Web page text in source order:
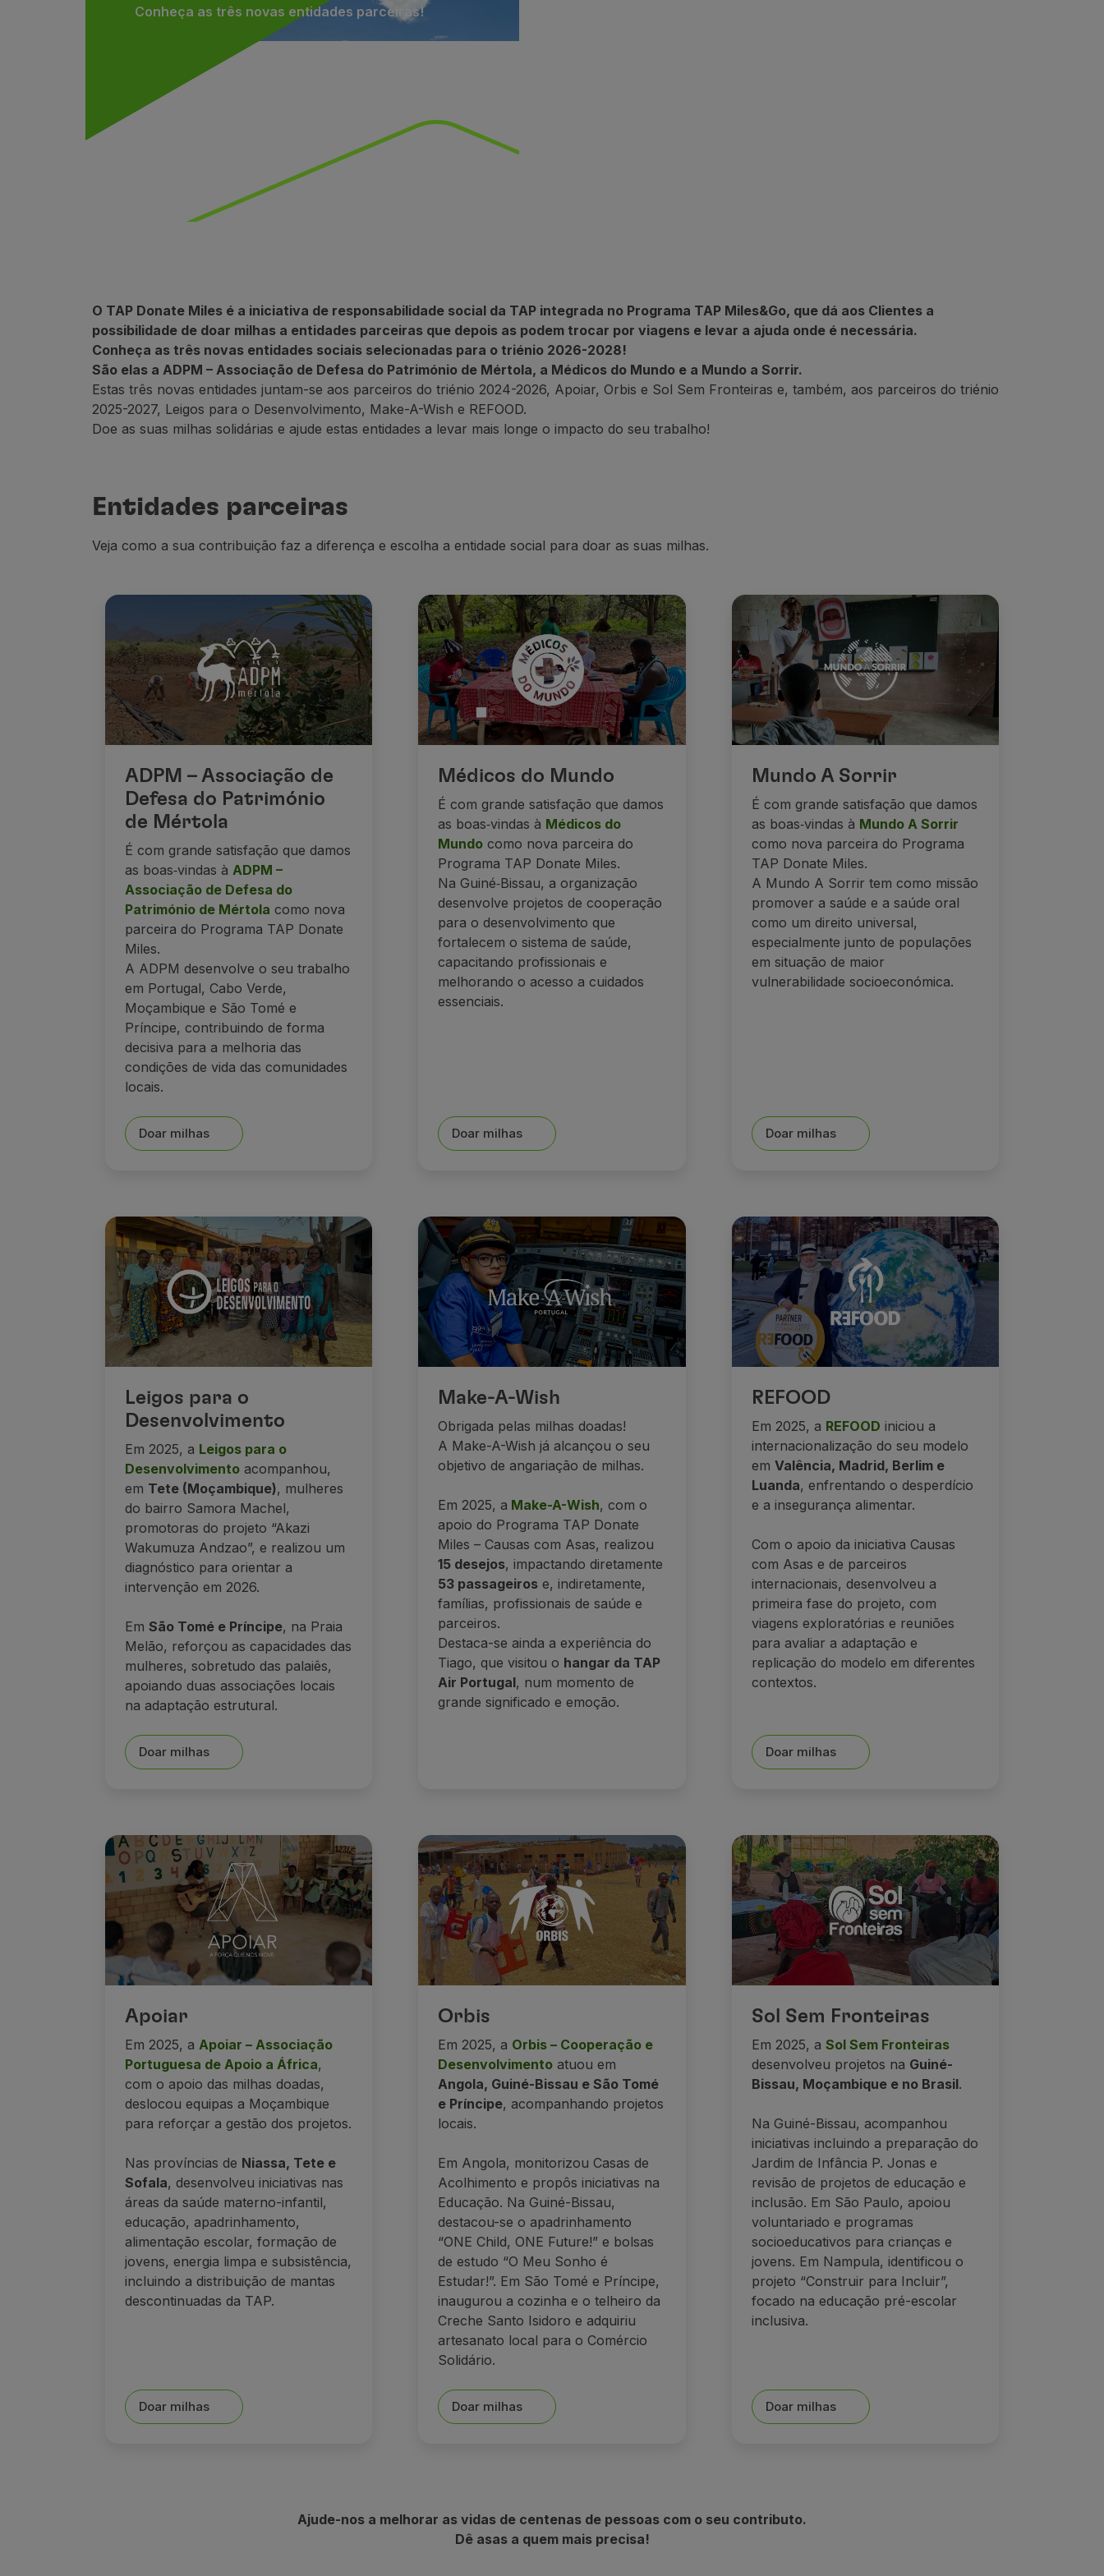
Voar em Economy
Gerir reserva
Gestão da Reserva
Programa TAP Miles&Go
Conhecer o Programa
Acumular milhas
Utilizar milhas
Parceiros
Club TAP Miles&Go
Promoções e Ofertas
Contactos
Reembolsos
Voo atrasado / cancelado
Conheça as três novas entidades parceiras!
O TAP Donate Miles é a iniciativa de responsabilidade social da TAP integrada no Programa TAP Miles&Go, que dá aos Clientes a
possibilidade de doar milhas a entidades parceiras que depois as podem trocar por viagens e levar a ajuda onde é necessária.
Conheça as três novas entidades sociais selecionadas para o triénio 2026-2028!
São elas a ADPM – Associação de Defesa do Património de Mértola, a Médicos do Mundo e a Mundo a Sorrir.
Estas três novas entidades juntam-se aos parceiros do triénio 2024-2026, Apoiar, Orbis e Sol Sem Fronteiras e, também, aos parceiros do triénio
2025-2027, Leigos para o Desenvolvimento, Make-A-Wish e REFOOD.
Doe as suas milhas solidárias e ajude estas entidades a levar mais longe o impacto do seu trabalho!
Entidades parceiras
Veja como a sua contribuição faz a diferença e escolha a entidade social para doar as suas milhas.
ADPM – Associação de
Defesa do Património
de Mértola
É com grande satisfação que damos
as boas‑vindas à ADPM –
Associação de Defesa do
Património de Mértola como nova
parceira do Programa TAP Donate
Miles.
A ADPM desenvolve o seu trabalho
em Portugal, Cabo Verde,
Moçambique e São Tomé e
Príncipe, contribuindo de forma
decisiva para a melhoria das
condições de vida das comunidades
locais.
Doar milhas
Médicos do Mundo
É com grande satisfação que damos
as boas‑vindas à Médicos do
Mundo como nova parceira do
Programa TAP Donate Miles.
Na Guiné‑Bissau, a organização
desenvolve projetos de cooperação
para o desenvolvimento que
fortalecem o sistema de saúde,
capacitando profissionais e
melhorando o acesso a cuidados
essenciais.
Doar milhas
Mundo A Sorrir
É com grande satisfação que damos
as boas‑vindas à Mundo A Sorrir
como nova parceira do Programa
TAP Donate Miles.
A Mundo A Sorrir tem como missão
promover a saúde e a saúde oral
como um direito universal,
especialmente junto de populações
em situação de maior
vulnerabilidade socioeconómica.
Doar milhas
Leigos para o
Desenvolvimento
Em 2025, a Leigos para o
Desenvolvimento acompanhou,
em Tete (Moçambique), mulheres
do bairro Samora Machel,
promotoras do projeto “Akazi
Wakumuza Andzao”, e realizou um
diagnóstico para orientar a
intervenção em 2026.
Em São Tomé e Príncipe, na Praia
Melão, reforçou as capacidades das
mulheres, sobretudo das palaiês,
apoiando duas associações locais
na adaptação estrutural.
Doar milhas
Make-A-Wish
Obrigada pelas milhas doadas!
A Make-A-Wish já alcançou o seu
objetivo de angariação de milhas.
Em 2025, a Make-A-Wish, com o
apoio do Programa TAP Donate
Miles – Causas com Asas, realizou
15 desejos, impactando diretamente
53 passageiros e, indiretamente,
famílias, profissionais de saúde e
parceiros.
Destaca-se ainda a experiência do
Tiago, que visitou o hangar da TAP
Air Portugal, num momento de
grande significado e emoção.
REFOOD
Em 2025, a REFOOD iniciou a
internacionalização do seu modelo
em Valência, Madrid, Berlim e
Luanda, enfrentando o desperdício
e a insegurança alimentar.
Com o apoio da iniciativa Causas
com Asas e de parceiros
internacionais, desenvolveu a
primeira fase do projeto, com
viagens exploratórias e reuniões
para avaliar a adaptação e
replicação do modelo em diferentes
contextos.
Doar milhas
Apoiar
Em 2025, a Apoiar – Associação
Portuguesa de Apoio a África,
com o apoio das milhas doadas,
deslocou equipas a Moçambique
para reforçar a gestão dos projetos.
Nas províncias de Niassa, Tete e
Sofala, desenvolveu iniciativas nas
áreas da saúde materno-infantil,
educação, apadrinhamento,
alimentação escolar, formação de
jovens, energia limpa e subsistência,
incluindo a distribuição de mantas
descontinuadas da TAP.
Doar milhas
Orbis
Em 2025, a Orbis – Cooperação e
Desenvolvimento atuou em
Angola, Guiné-Bissau e São Tomé
e Príncipe, acompanhando projetos
locais.
Em Angola, monitorizou Casas de
Acolhimento e propôs iniciativas na
Educação. Na Guiné-Bissau,
destacou-se o apadrinhamento
“ONE Child, ONE Future!” e bolsas
de estudo “O Meu Sonho é
Estudar!”. Em São Tomé e Príncipe,
inaugurou a cozinha e o telheiro da
Creche Santo Isidoro e adquiriu
artesanato local para o Comércio
Solidário.
Doar milhas
Sol Sem Fronteiras
Em 2025, a Sol Sem Fronteiras
desenvolveu projetos na Guiné-
Bissau, Moçambique e no Brasil.
Na Guiné-Bissau, acompanhou
iniciativas incluindo a preparação do
Jardim de Infância P. Jonas e
revisão de projetos de educação e
inclusão. Em São Paulo, apoiou
voluntariado e programas
socioeducativos para crianças e
jovens. Em Nampula, identificou o
projeto “Construir para Incluir”,
focado na educação pré-escolar
inclusiva.
Doar milhas
Ajude-nos a melhorar as vidas de centenas de pessoas com o seu contributo.
Dê asas a quem mais precisa!